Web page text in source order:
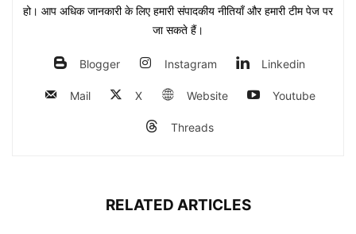
हो। आप अधिक जानकारी के लिए हमारी संपादकीय नीतियाँ और हमारी टीम पेज पर
जा सकते हैं।
Blogger Instagram Linkedin
Mail X Website Youtube
Threads
RELATED ARTICLES